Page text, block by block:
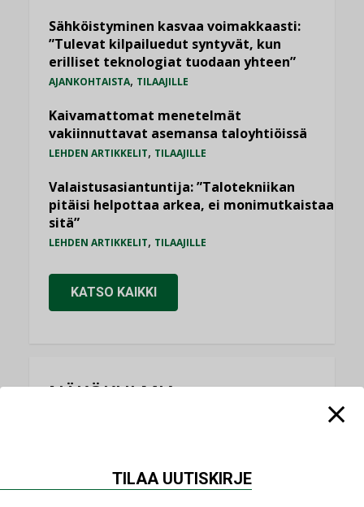
Sähköistyminen kasvaa voimakkaasti:
”Tulevat kilpailuedut syntyvät, kun
erilliset teknologiat tuodaan yhteen”
AJANKOHTAISTA, TILAAJILLE
Kaivamattomat menetelmät
vakiinnuttavat asemansa taloyhtiöissä
LEHDEN ARTIKKELIT, TILAAJILLE
Valaistusasiantuntija: ”Talotekniikan
pitäisi helpottaa arkea, ei monimutkaistaa
sitä”
LEHDEN ARTIKKELIT, TILAAJILLE
KATSO KAIKKI
NÄKÖKULMIA
TILAA UUTISKIRJE